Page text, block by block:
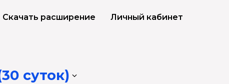
Скачать расширение Личный кабинет
суток)